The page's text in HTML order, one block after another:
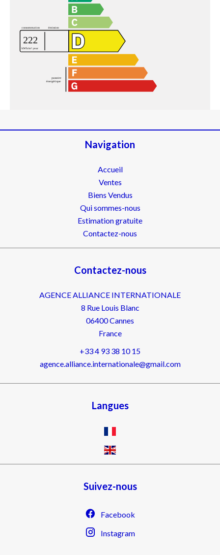
Navigation
Accueil
Ventes
Biens Vendus
Qui sommes-nous
Estimation gratuite
Contactez-nous
Contactez-nous
AGENCE ALLIANCE INTERNATIONALE
8 Rue Louis Blanc
06400Cannes
France
+33 4 93 38 10 15
agence.alliance.internationale@gmail.com
Langues
Suivez-nous
Facebook
Instagram